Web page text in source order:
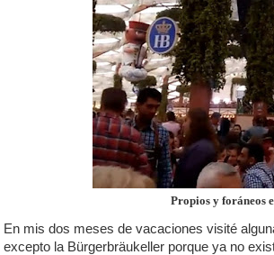
Propios y foráneos
En mis dos meses de vacaciones visité
excepto la Bürgerbräukeller porque ya no